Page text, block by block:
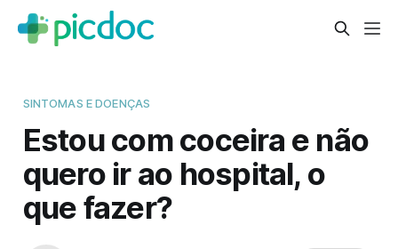
SINTOMAS E DOENÇAS
Estou com coceira e não
quero ir ao hospital, o
que fazer?